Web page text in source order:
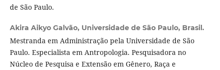
de São Paulo.
Akira Aikyo Galvão, Universidade de São Paulo, Brasil.
Mestranda em Administração pela Universidade de São
Paulo. Especialista em Antropologia. Pesquisadora no
Núcleo de Pesquisa e Extensão em Gênero, Raça e